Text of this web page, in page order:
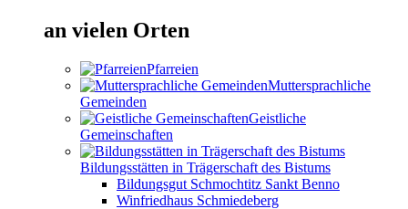
an vielen Orten
Pfarreien
Muttersprachliche
Gemeinden
Geistliche
Gemeinschaften
Bildungsstätten in Trägerschaft des Bistums
Bildungsgut Schmochtitz Sankt Benno
Winfriedhaus Schmiedeberg